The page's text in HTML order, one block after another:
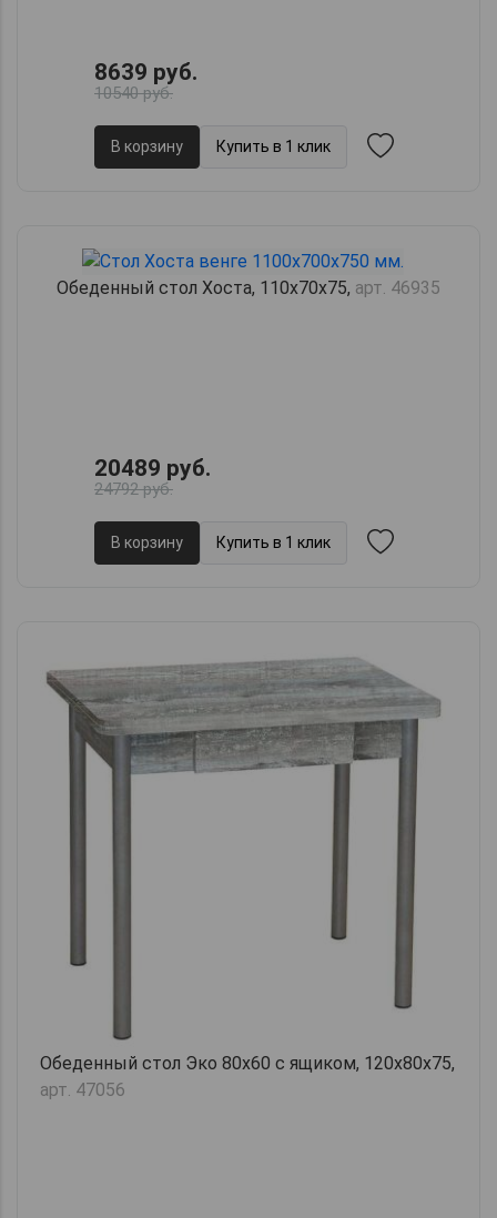
8639 руб.
10540 руб.
В корзину Купить в 1 клик
Обеденный стол Хоста, 110х70х75, арт. 46935
20489 руб.
24792 руб.
В корзину Купить в 1 клик
Обеденный стол Эко 80х60 с ящиком, 120х80х75,
арт. 47056